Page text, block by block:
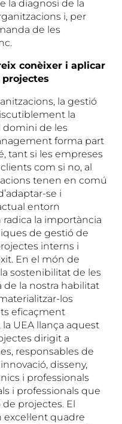
la diagnosi de la
i, per
de les
conèixer i aplicar
la gestió
la
domini de les
forma part
tant si les empreses
com si no, al
tenen en comú
se i
entorn
la importància
de gestió de
interns i
En el món de
sostenibilitat de les
la nostra habilitat
los
eficaçment
UEA llança aquest
dirigit a
responsables de
disseny,
i professionals
i professionals que
projectes. El
quadre